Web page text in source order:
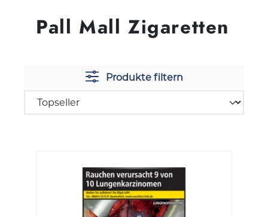
Pall Mall Zigaretten
Produkte filtern